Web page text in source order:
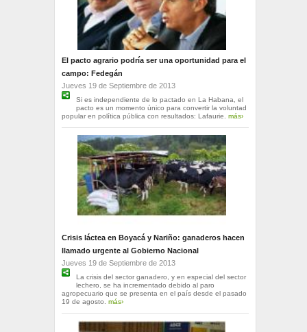
El pacto agrario podría ser una oportunidad para el
campo: Fedegán
Jueves 19 de Septiembre de 2013
Si es independiente de lo pactado en La Habana, el
pacto es un momento único para convertir la voluntad
popular en política pública con resultados: Lafaurie. más›
Crisis láctea en Boyacá y Nariño: ganaderos hacen
llamado urgente al Gobierno Nacional
Jueves 19 de Septiembre de 2013
La crisis del sector ganadero, y en especial del sector
lechero, se ha incrementado debido al paro
agropecuario que se presenta en el país desde el pasado
19 de agosto. más›